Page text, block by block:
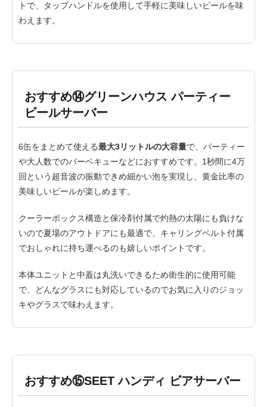
トで、タップハンドルを使用して手軽に美味しいビールを味
わえます。
おすすめ⑭グリーンハウス パーティー
ビールサーバー
6缶をまとめて使える最大3リットルの大容量で、パーティー
や大人数でのバーベキューなどにおすすめです。1秒間に4万
回という超音波の振動できめ細かい泡を実現し、黄金比率の
美味しいビールが楽しめます。
クーラーボックス構造と保冷剤付属で灼熱の太陽にも負けな
いので夏場のアウトドアにも最適で、キャリングベルト付属
でおしゃれに持ち運べるのも嬉しいポイントです。
本体ユニットと中蓋は丸洗いできるため衛生的に使用可能
で、どんなグラスにも対応しているのでお気に入りのジョッ
キやグラスで味わえます。
おすすめ⑮SEET ハンディ ビアサーバー